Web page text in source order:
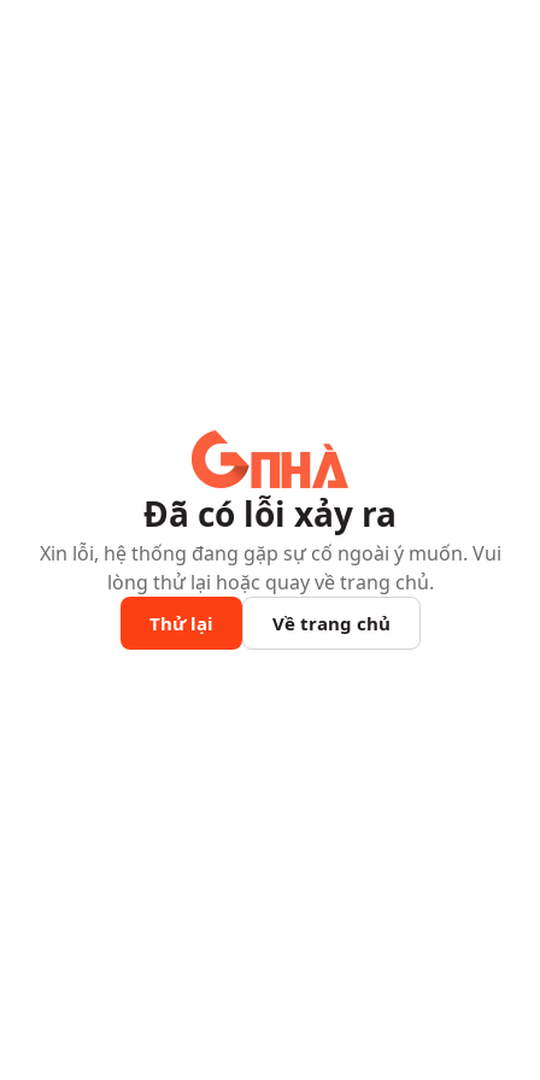
Đã có lỗi xảy ra
Xin lỗi, hệ thống đang gặp sự cố ngoài ý muốn. Vui
lòng thử lại hoặc quay về trang chủ.
Thử lại Về trang chủ